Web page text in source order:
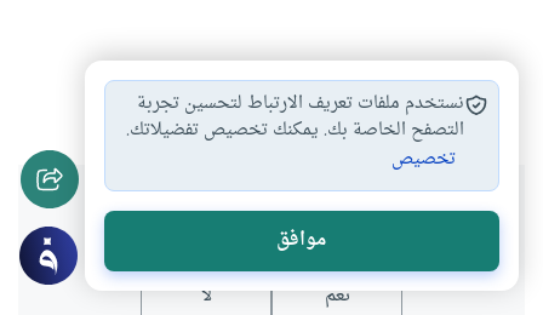
الوحي الإنسان في القرآن
هل انتفعت بهذا المحتوى؟
نعم لا
نستخدم ملفات تعريف الارتباط لتحسين تجربة
التصفح الخاصة بك. يمكنك تخصيص تفضيلاتك.
تخصيص
موافق